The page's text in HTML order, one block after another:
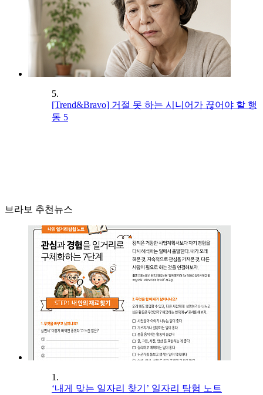
5.
[Trend&Bravo] 거절 못 하는 시니어가 끊어야 할 행
동 5
브라보 추천뉴스
1.
‘내게 맞는 일자리 찾기’ 일자리 탐험 노트